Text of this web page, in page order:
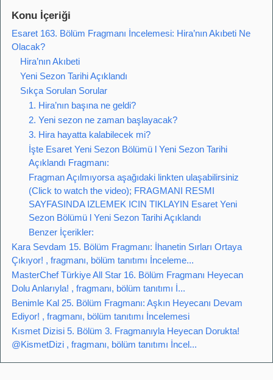
Konu İçeriği
Esaret 163. Bölüm Fragmanı İncelemesi: Hira’nın Akıbeti Ne
Olacak?
Hira’nın Akıbeti
Yeni Sezon Tarihi Açıklandı
Sıkça Sorulan Sorular
1. Hira’nın başına ne geldi?
2. Yeni sezon ne zaman başlayacak?
3. Hira hayatta kalabilecek mi?
İşte Esaret Yeni Sezon Bölümü l Yeni Sezon Tarihi
Açıklandı Fragmanı:
Fragman Açılmıyorsa aşağıdaki linkten ulaşabilirsiniz
(Click to watch the video); FRAGMANI RESMI
SAYFASINDA IZLEMEK ICIN TIKLAYIN Esaret Yeni
Sezon Bölümü l Yeni Sezon Tarihi Açıklandı
Benzer İçerikler:
Kara Sevdam 15. Bölüm Fragmanı: İhanetin Sırları Ortaya
Çıkıyor! , fragmanı, bölüm tanıtımı İnceleme...
MasterChef Türkiye All Star 16. Bölüm Fragmanı Heyecan
Dolu Anlarıyla! , fragmanı, bölüm tanıtımı İ...
Benimle Kal 25. Bölüm Fragmanı: Aşkın Heyecanı Devam
Ediyor! , fragmanı, bölüm tanıtımı İncelemesi
Kısmet Dizisi 5. Bölüm 3. Fragmanıyla Heyecan Dorukta!
@KismetDizi , fragmanı, bölüm tanıtımı İncel...